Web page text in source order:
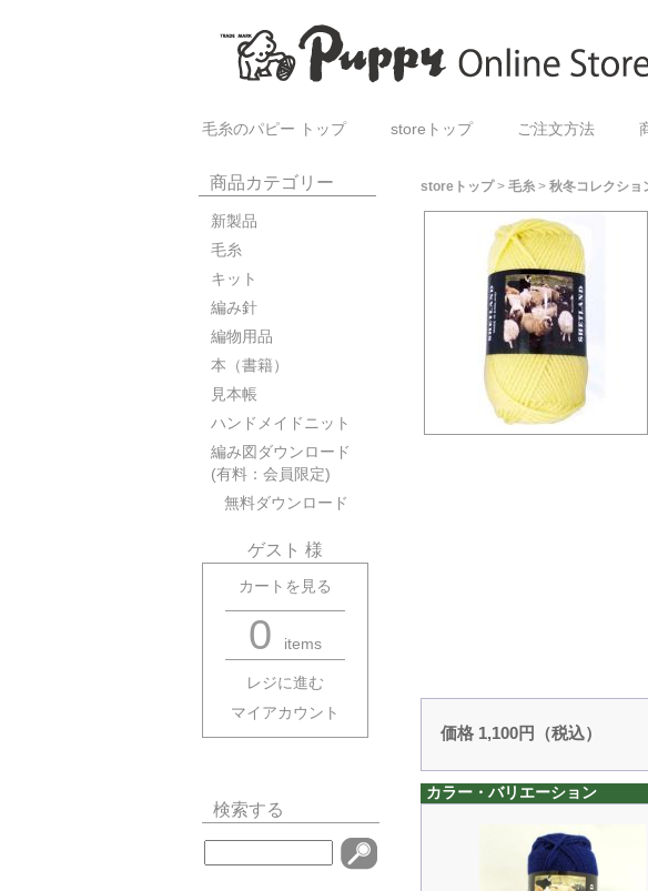
毛糸のパピー トップ storeトップ ご注文方法
商品カテゴリー
新製品
毛糸
キット
編み針
編物用品
本（書籍）
見本帳
ハンドメイドニット
編み図ダウンロード
(有料：会員限定)
無料ダウンロード
ゲスト 様
カートを見る
0 items
レジに進む
マイアカウント
検索する
storeトップ> 毛糸 > 秋冬コレクショ
価格 1,100円（税込）
カラー・バリエーション